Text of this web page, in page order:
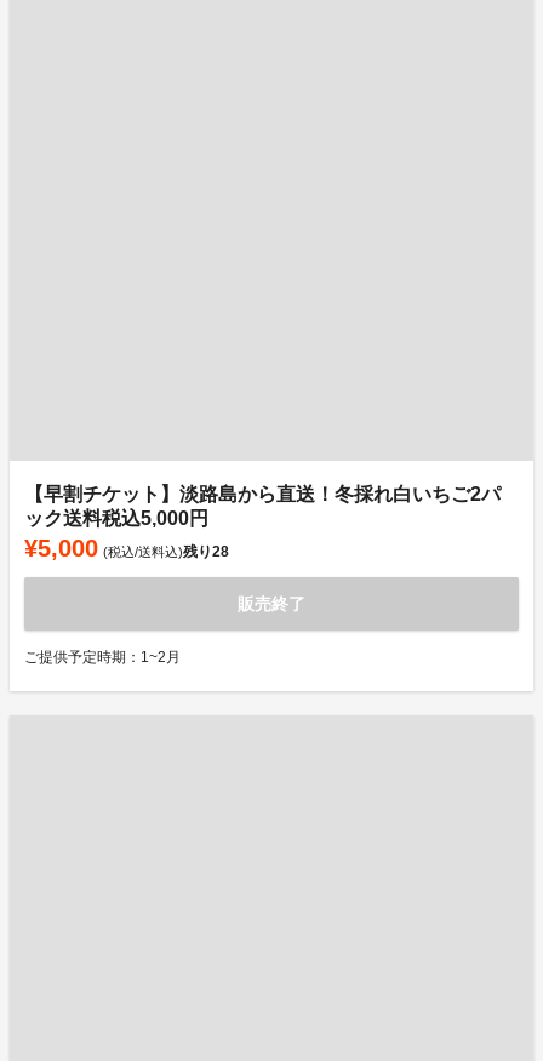
【早割チケット】淡路島から直送！冬採れ白いちご2パ
ック送料税込5,000円
¥5,000 (税込/送料込)残り28
販売終了
ご提供予定時期：1~2月